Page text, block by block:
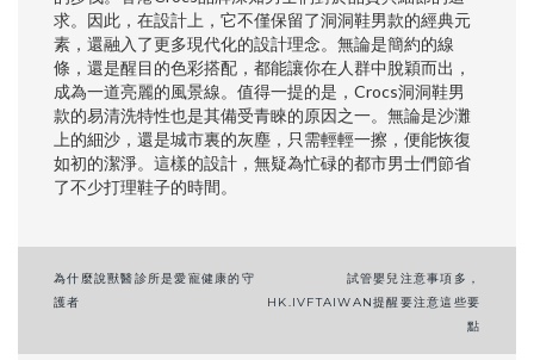
求。因此，在設計上，它不僅保留了洞洞鞋男款的經典元
素，還融入了更多現代化的設計理念。無論是簡約的線
條，還是醒目的色彩搭配，都能讓你在人群中脫穎而出，
成為一道亮麗的風景線。值得一提的是，Crocs洞洞鞋男
款的易清洗特性也是其備受青睞的原因之一。無論是沙灘
上的細沙，還是城市裏的灰塵，只需輕輕一擦，便能恢復
如初的潔淨。這樣的設計，無疑為忙碌的都市男士們節省
了不少打理鞋子的時間。
Post
navigation
為什麼說獸醫診所是愛寵健康的守
護者
試管嬰兒注意事項多，
HK.IVFTAIWAN提醒要注意這些要
點